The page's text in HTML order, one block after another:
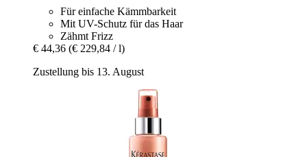
Für einfache Kämmbarkeit
Mit UV-Schutz für das Haar
Zähmt Frizz
€ 44,36 (€ 229,84 / l)
Zustellung bis 13. August